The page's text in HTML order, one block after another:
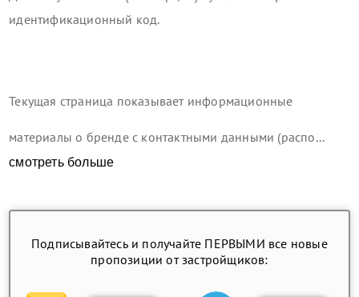
идентификационный код.
Текущая страница показывает информационные
материалы о бренде с контактными данными (распо...
смотреть больше
Подписывайтесь и получайте ПЕРВЫМИ все новые
пропозиции от застройщиков: